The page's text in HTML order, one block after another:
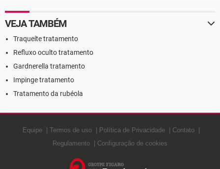
VEJA TAMBÉM
Traqueíte tratamento
Refluxo oculto tratamento
Gardnerella tratamento
Impinge tratamento
Tratamento da rubéola
Equipe Termos de uso Política de Privacidade
Contato
Regulamento
Configuração de cookies